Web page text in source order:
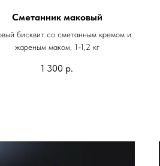
Сметанник маковый
бисквит со сметанным кремом и
жареным маком, 1-1,2 кг
1 300 р.